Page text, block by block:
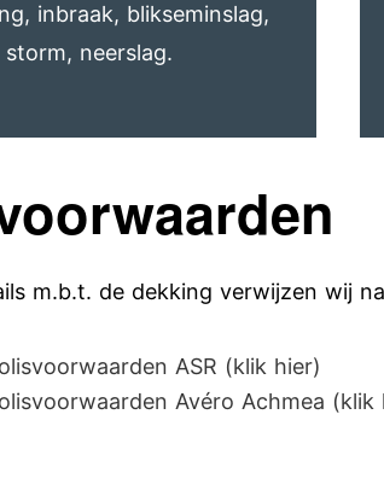
inbraak, blikseminslag,
storm, neerslag.
m.b.t. de dekking verwijzen wij
ASR (klik hier)
Avéro Achmea (klik